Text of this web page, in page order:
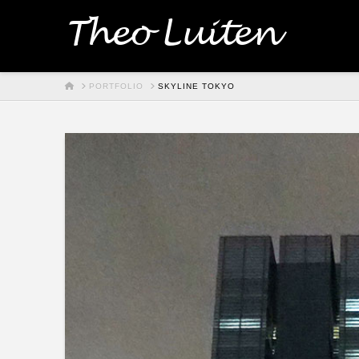
Theo Luiten
HOMEPORTFOLIO SKYLINE TOKYO